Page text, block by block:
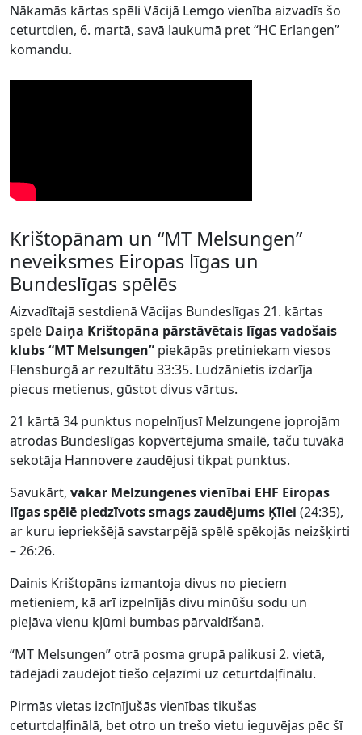
Nākamās kārtas spēli Vācijā Lemgo vienība aizvadīs šo
ceturtdien, 6. martā, savā laukumā pret “HC Erlangen”
komandu.
Krištopānam un “MT Melsungen”
neveiksmes Eiropas līgas un
Bundeslīgas spēlēs
Aizvadītajā sestdienā Vācijas Bundeslīgas 21. kārtas
spēlē Daiņa Krištopāna pārstāvētais līgas vadošais
klubs “MT Melsungen” piekāpās pretiniekam viesos
Flensburgā ar rezultātu 33:35. Ludzānietis izdarīja
piecus metienus, gūstot divus vārtus.
21 kārtā 34 punktus nopelnījusī Melzungene joprojām
atrodas Bundeslīgas kopvērtējuma smailē, taču tuvākā
sekotāja Hannovere zaudējusi tikpat punktus.
Savukārt, vakar Melzungenes vienībai EHF Eiropas
līgas spēlē piedzīvots smags zaudējums Ķīlei (24:35),
ar kuru iepriekšējā savstarpējā spēlē spēkojās neizšķirti
– 26:26.
Dainis Krištopāns izmantoja divus no pieciem
metieniem, kā arī izpelnījās divu minūšu sodu un
pieļāva vienu kļūmi bumbas pārvaldīšanā.
“MT Melsungen” otrā posma grupā palikusi 2. vietā,
tādējādi zaudējot tiešo ceļazīmi uz ceturtdaļfinālu.
Pirmās vietas izcīnījušās vienības tikušas
ceturtdaļfinālā, bet otro un trešo vietu ieguvējas pēc šī